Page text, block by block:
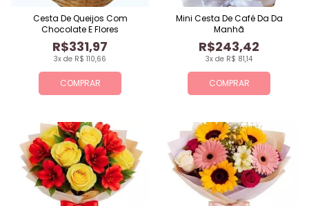
COMPRAR
3x de R$ 110,66
R$331,97
Cesta De Queijos Com
Chocolate E Flores
COMPRAR
3x de R$ 81,14
R$243,42
Mini Cesta De Café Da Da
Manhã